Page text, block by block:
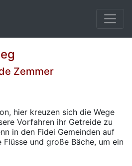
Zemmer
hier kreuzen sich die Wege
Vorfahren ihr Getreide zu
in den Fidei Gemeinden auf
und große Bäche, um ein